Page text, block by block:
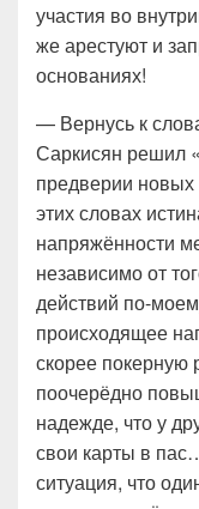
участия во
же арестуют и
основаниях!
— Вернусь к
Саркисян решил
предверии новых
этих словах
напряжённости
независимо от
действий по-
происходящее
скорее покерную
поочерёдно
надежде, что у
свои карты в
ситуация, что